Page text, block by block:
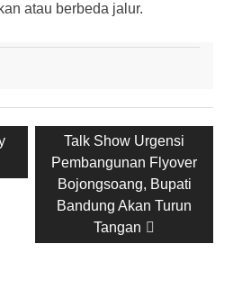
atau berbeda jalur.
Next
post:
Talk Show Urgensi
Pembangunan Flyover
Bojongsoang, Bupati
Bandung Akan Turun
Tangan